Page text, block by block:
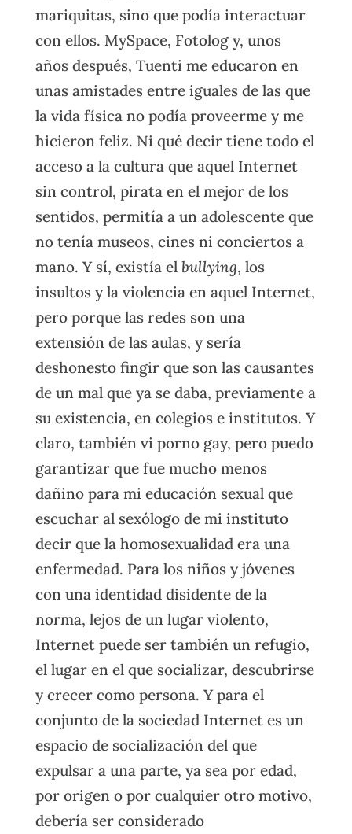
mariquitas, sino que podía interactuar
con ellos. MySpace, Fotolog y, unos
años después, Tuenti me educaron en
unas amistades entre iguales de las que
la vida física no podía proveerme y me
hicieron feliz. Ni qué decir tiene todo el
acceso a la cultura que aquel Internet
sin control, pirata en el mejor de los
sentidos, permitía a un adolescente que
no tenía museos, cines ni conciertos a
mano. Y sí, existía el bullying, los
insultos y la violencia en aquel Internet,
pero porque las redes son una
extensión de las aulas, y sería
deshonesto fingir que son las causantes
de un mal que ya se daba, previamente a
su existencia, en colegios e institutos. Y
claro, también vi porno gay, pero puedo
garantizar que fue mucho menos
dañino para mi educación sexual que
escuchar al sexólogo de mi instituto
decir que la homosexualidad era una
enfermedad. Para los niños y jóvenes
con una identidad disidente de la
norma, lejos de un lugar violento,
Internet puede ser también un refugio,
el lugar en el que socializar, descubrirse
y crecer como persona. Y para el
conjunto de la sociedad Internet es un
espacio de socialización del que
expulsar a una parte, ya sea por edad,
por origen o por cualquier otro motivo,
debería ser considerado